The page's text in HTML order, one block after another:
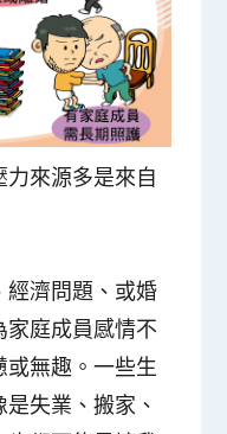
來源多是來自
經濟問題、或婚
家庭成員感情不
或無趣 。一些生
失業、搬家、